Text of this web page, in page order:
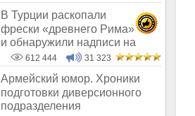
В Турции раскопали
фрески «древнего Рима»
и обнаружили надписи на
Русском!
612 444 31 323
Армейский юмор. Хроники
подготовки диверсионного
подразделения